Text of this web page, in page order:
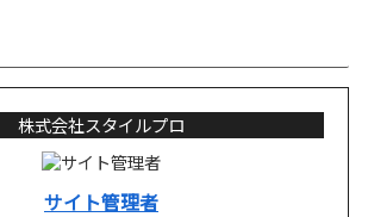
株式会社スタイルプロ
サイト管理者